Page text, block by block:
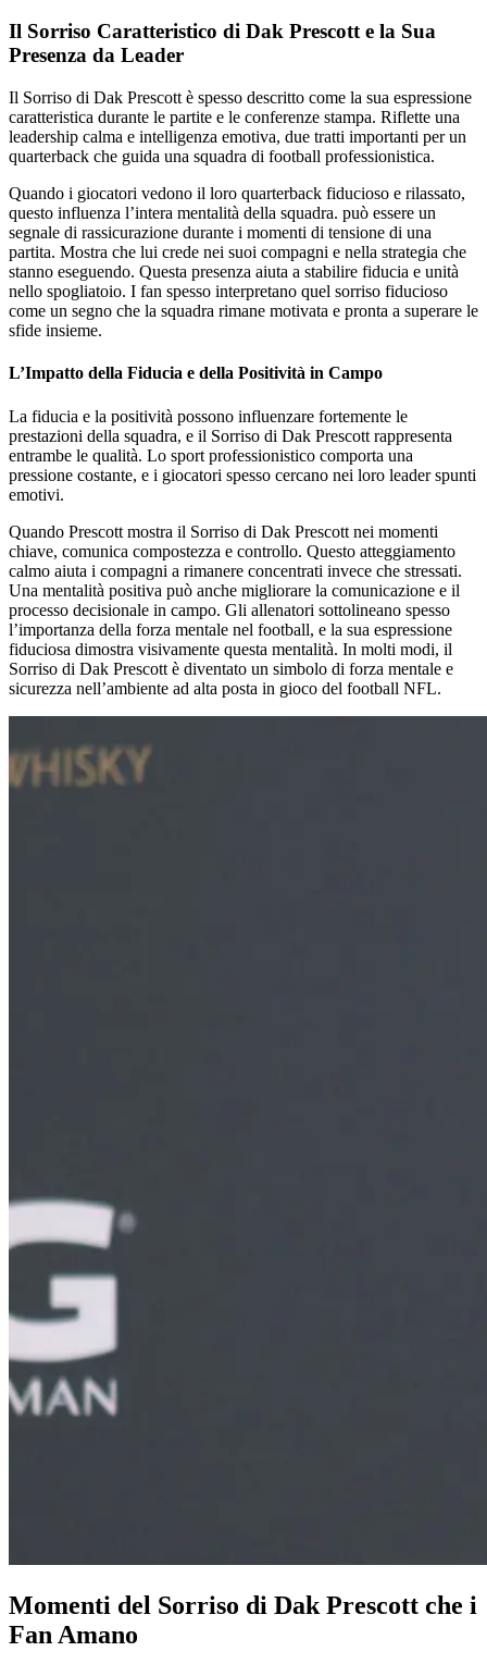
Il Sorriso Caratteristico di Dak Prescott e la Sua
Presenza da Leader
Il Sorriso di Dak Prescott è spesso descritto come la sua espressione
caratteristica durante le partite e le conferenze stampa. Riflette una
leadership calma e intelligenza emotiva, due tratti importanti per un
quarterback che guida una squadra di football professionistica.
Quando i giocatori vedono il loro quarterback fiducioso e rilassato,
questo influenza l’intera mentalità della squadra. può essere un
segnale di rassicurazione durante i momenti di tensione di una
partita. Mostra che lui crede nei suoi compagni e nella strategia che
stanno eseguendo. Questa presenza aiuta a stabilire fiducia e unità
nello spogliatoio. I fan spesso interpretano quel sorriso fiducioso
come un segno che la squadra rimane motivata e pronta a superare le
sfide insieme.
L’Impatto della Fiducia e della Positività in Campo
La fiducia e la positività possono influenzare fortemente le
prestazioni della squadra, e il Sorriso di Dak Prescott rappresenta
entrambe le qualità. Lo sport professionistico comporta una
pressione costante, e i giocatori spesso cercano nei loro leader spunti
emotivi.
Quando Prescott mostra il Sorriso di Dak Prescott nei momenti
chiave, comunica compostezza e controllo. Questo atteggiamento
calmo aiuta i compagni a rimanere concentrati invece che stressati.
Una mentalità positiva può anche migliorare la comunicazione e il
processo decisionale in campo. Gli allenatori sottolineano spesso
l’importanza della forza mentale nel football, e la sua espressione
fiduciosa dimostra visivamente questa mentalità. In molti modi, il
Sorriso di Dak Prescott è diventato un simbolo di forza mentale e
sicurezza nell’ambiente ad alta posta in gioco del football NFL.
Momenti del Sorriso di Dak Prescott che i
Fan Amano